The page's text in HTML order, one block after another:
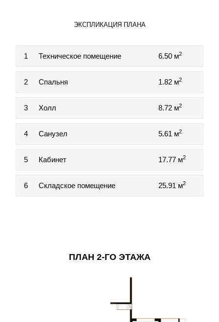
ЭКСПЛИКАЦИЯ ПЛАНА
1 Техническое помещение 6.50 м2
2 Спальня 1.82 м2
3 Холл 8.72 м2
4 Санузел 5.61 м2
5 Кабинет 17.77 м2
6 Складское помещение 25.91 м2
ПЛАН 2-ГО ЭТАЖА